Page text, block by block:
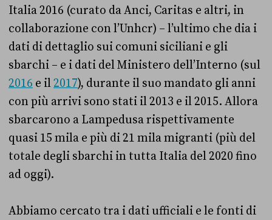
Italia 2016 (curato da Anci, Caritas e altri, in
collaborazione con l’Unhcr) – l’ultimo che dia i
dati di dettaglio sui comuni siciliani e gli
sbarchi – e i dati del Ministero dell’Interno (sul
2016 e il2017), durante il suo mandato gli anni
con più arrivi sono stati il 2013 e il 2015. Allora
sbarcarono a Lampedusa rispettivamente
quasi 15 mila e più di 21 mila migranti (più del
totale degli sbarchi in tutta Italia del 2020 fino
ad oggi).
Abbiamo cercato tra i dati ufficiali e le fonti di